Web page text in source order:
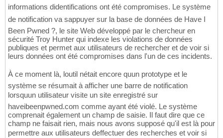
informations didentifications ont été compromises. Le système
de notification va sappuyer sur la base de données de Have I
Been Pwned ?, le site Web développé par le chercheur en
sécurité Troy Hunter qui indexe les violations de données
publiques et permet aux utilisateurs de rechercher et de voir si
leurs données ont été compromises dans l'un de ces incidents.
À ce moment là, loutil nétait encore quun prototype et le
système se résumait à afficher une barre de notification
lorsquun utilisateur visite un site enregistré sur
haveibeenpwned.com comme ayant été violé. Le système
comprenait également un champ de saisie. Il faut dire que ce
champ ne faisait rien, mais nous avons supposé qu'il est là pour
permettre aux utilisateurs deffectuer des recherches et voir si